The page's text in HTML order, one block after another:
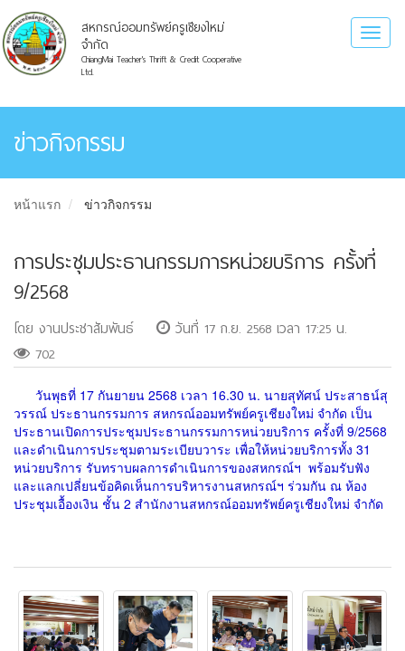
สหกรณ์ออมทรัพย์ครูเชียงใหม่
จำกัด
ChiangMai Teacher's Thrift & Credit Cooperative
Ltd.
ข่าวกิจกรรม
หน้าแรก ข่าวกิจกรรม
การประชุมประธานกรรมการหน่วยบริการ ครั้งที่
9/2568
โดย งานประชาสัมพันธ์
วันที่ 17 ก.ย. 2568 เวลา 17:25 น.
702
วันพุธที่ 17 กันยายน 2568 เวลา 16.30 น. นายสุทัศน์ ประสาธน์สุ
วรรณ์ ประธานกรรมการ สหกรณ์ออมทรัพย์ครูเชียงใหม่ จำกัด เป็น
ประธานเปิดการประชุมประธานกรรมการหน่วยบริการ ครั้งที่ 9/2568
และดำเนินการประชุมตามระเบียบวาระ เพื่อให้หน่วยบริการทั้ง 31
หน่วยบริการ รับทราบผลการดำเนินการของสหกรณ์ฯ พร้อมรับฟัง
และแลกเปลี่ยนข้อคิดเห็นการบริหารงานสหกรณ์ฯ ร่วมกัน ณ ห้อง
ประชุมเอื้องเงิน ชั้น 2 สำนักงานสหกรณ์ออมทรัพย์ครูเชียงใหม่ จำกัด